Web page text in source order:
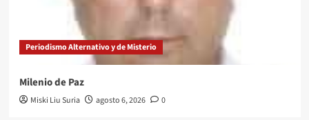
Periodismo Alternativo y de Misterio
Milenio de Paz
Miski Liu Suria agosto 6, 2026 0